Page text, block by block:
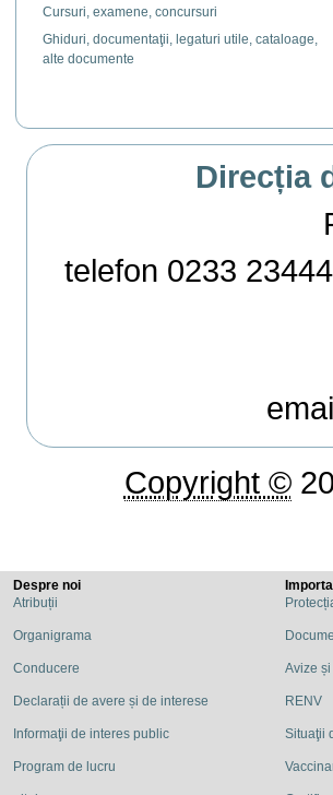
Cursuri, examene, concursuri
Ghiduri, documentaţii, legaturi utile, cataloage,
alte documente
Direcția
telefon 0233
Copyright ©
Despre noi
Atribuții
Organigrama
Conducere
Declarații de avere și de interese
Informaţii de interes public
Program de lucru
Avize
RENV
Situaţii